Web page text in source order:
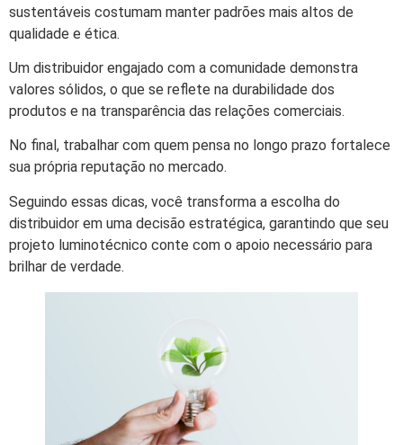
sustentáveis costumam manter padrões mais altos de
qualidade e ética.
Um distribuidor engajado com a comunidade demonstra
valores sólidos, o que se reflete na durabilidade dos
produtos e na transparência das relações comerciais.
No final, trabalhar com quem pensa no longo prazo fortalece
sua própria reputação no mercado.
Seguindo essas dicas, você transforma a escolha do
distribuidor em uma decisão estratégica, garantindo que seu
projeto luminotécnico conte com o apoio necessário para
brilhar de verdade.